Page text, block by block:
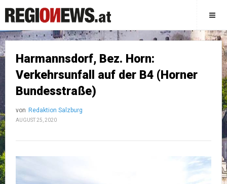
Harmannsdorf, Bez. Horn:
Verkehrsunfall auf der B4 (Horner
Bundesstraße)
von Redaktion Salzburg
AUGUST 25, 2020